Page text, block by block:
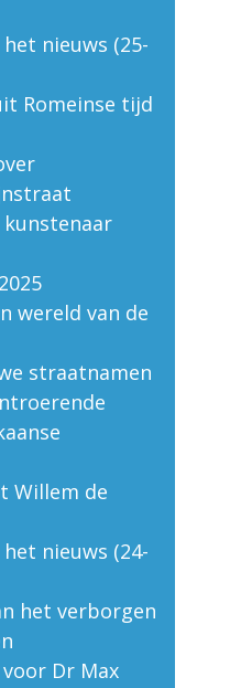
nieuws (25-
Romeinse tijd
kunstenaar
wereld van de
straatnamen
Willem de
nieuws (24-
het verborgen
Dr Max